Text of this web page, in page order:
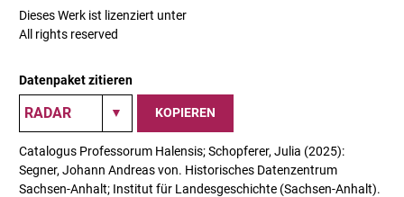
Dieses Werk ist lizenziert unter
All rights reserved
Datenpaket zitieren
KOPIEREN
Catalogus Professorum Halensis; Schopferer, Julia (2025):
Segner, Johann Andreas von. Historisches Datenzentrum
Sachsen-Anhalt; Institut für Landesgeschichte (Sachsen-Anhalt).